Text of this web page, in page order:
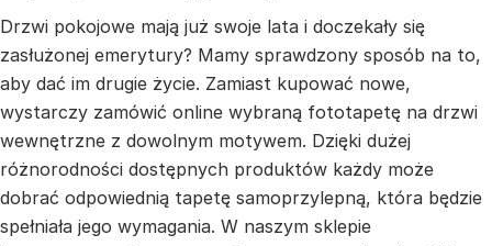
Drzwi pokojowe mają już swoje lata i doczekały się
zasłużonej emerytury? Mamy sprawdzony sposób na to,
aby dać im drugie życie. Zamiast kupować nowe,
wystarczy zamówić online wybraną fototapetę na drzwi
wewnętrzne z dowolnym motywem. Dzięki dużej
różnorodności dostępnych produktów każdy może
dobrać odpowiednią tapetę samoprzylepną, która będzie
spełniała jego wymagania. W naszym sklepie